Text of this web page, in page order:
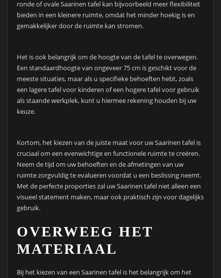
ronde of ovale Saarinen tafel kan bijvoorbeeld meer flexibiliteit
bieden in een kleinere ruimte, omdat het minder hoekig is en
gemakkelijker door de ruimte kan stromen.
Het is ook belangrijk om de hoogte van de tafel te overwegen.
Een standaardhoogte van ongeveer 75 cm is geschikt voor de
meeste situaties, maar als u specifieke behoeften hebt, zoals
een lagere tafel voor kinderen of een hogere tafel voor gebruik
als staande werkplek, kunt u hiermee rekening houden bij uw
keuze.
Kortom, het kiezen van de juiste maat voor uw Saarinen tafel is
cruciaal om een evenwichtige en functionele ruimte te creëren.
Neem de tijd om uw behoeften en de afmetingen van uw
ruimte zorgvuldig te evalueren voordat u een beslissing neemt.
Met de perfecte proporties zal uw Saarinen tafel niet alleen een
visueel statement maken, maar ook praktisch zijn voor dagelijks
gebruik.
OVERWEEG HET
MATERIAAL
Bij het kiezen van een Saarinen tafel is het belangrijk om het